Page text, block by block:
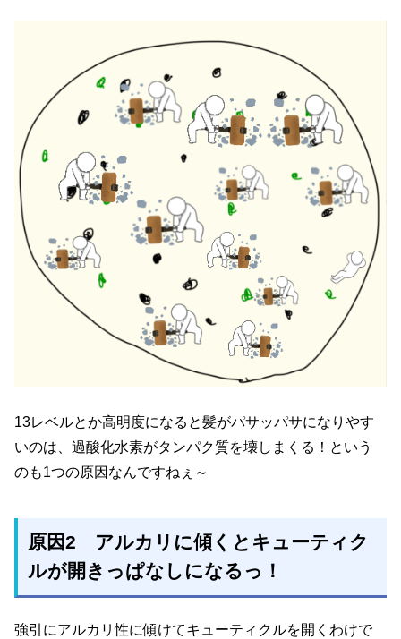
13レベルとか高明度になると髪がパサッパサになりやす
いのは、過酸化水素がタンパク質を壊しまくる！という
のも1つの原因なんですねぇ～
原因2 アルカリに傾くとキューティク
ルが開きっぱなしになるっ！
強引にアルカリ性に傾けてキューティクルを開くわけで